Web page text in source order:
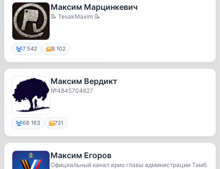
Максим Марцинкевич
📝 TesakMaxim 📝
7 542 8 102
Максим Вердикт
№4845704627
68 163 731
Максим Егоров
Официальный канал врио главы администрации Тамб